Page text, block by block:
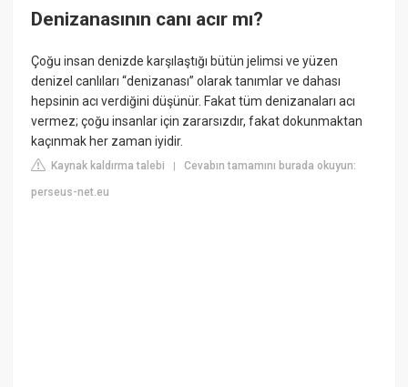
Denizanasının canı acır mı?
Çoğu insan denizde karşılaştığı bütün jelimsi ve yüzen
denizel canlıları “denizanası” olarak tanımlar ve dahası
hepsinin acı verdiğini düşünür. Fakat tüm denizanaları acı
vermez; çoğu insanlar için zararsızdır, fakat dokunmaktan
kaçınmak her zaman iyidir.
Kaynak kaldırma talebi |Cevabın tamamını burada okuyun:
perseus-net.eu